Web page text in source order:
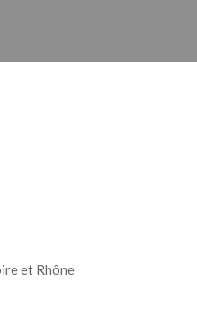
et Rhône